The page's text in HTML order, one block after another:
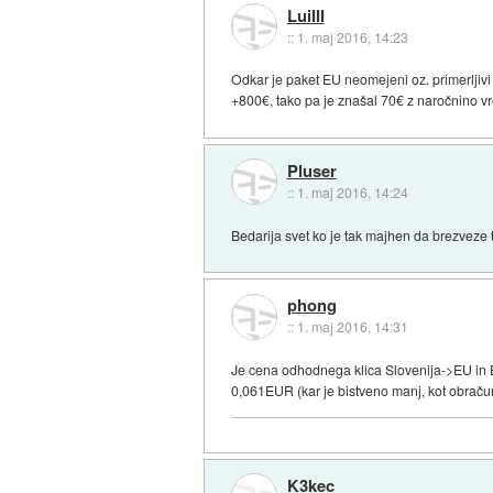
LuiIII
:: 1. maj 2016, 14:23
Odkar je paket EU neomejeni oz.
+800€, tako pa je znašal 70€ z naročnino
Pluser
:: 1. maj 2016, 14:24
Bedarija svet ko je tak majhen da
phong
:: 1. maj 2016, 14:31
Je cena odhodnega klica Slovenija->EU in
0,061EUR (kar je bistveno manj, kot
K3kec